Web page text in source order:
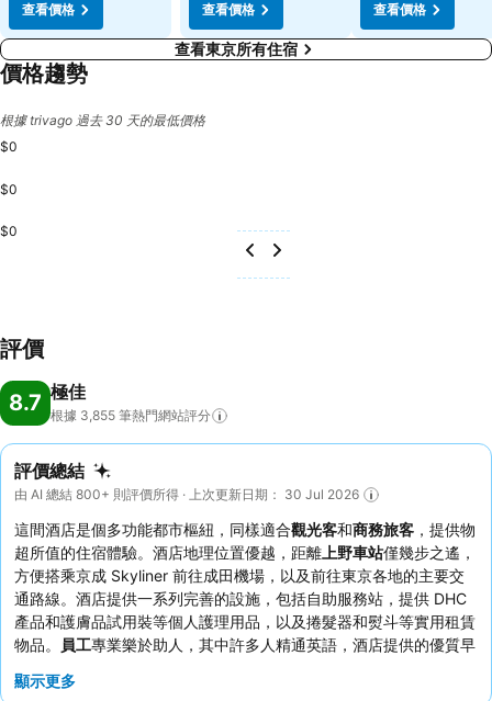
查看價格
查看價格
查看價格
查看東京所有住宿
價格趨勢
根據 trivago 過去 30 天的最低價格
$0
$0
$0
評價
8.7 極佳
根據 3,855 筆熱門網站評分
評價總結
由 AI 總結 800+ 則評價所得 · 上次更新日期： 30 Jul 2026
這間酒店是個多功能都市樞紐，同樣適合觀光客和商務旅客 ，提供物
超所值的住宿體驗。酒店地理位置優越，距離 上野車站僅幾步之遙，
方便搭乘京成 Skyliner 前往成田機場，以及前往東京各地的主要交
通路線。酒店提供一系列完善的設施，包括自助服務站，提供 DHC
產品和護膚品試用裝等個人護理用品，以及捲髮器和熨斗等實用租賃
物品。
員工專業樂於助人，其中許多人精通英語，酒店提供的優質早
享受真正獨特的體驗，請考慮預訂概念樓層的
顯示更多